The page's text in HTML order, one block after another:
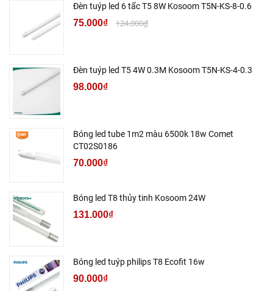
Đèn tuýp led 6 tấc T5 8W Kosoom T5N-KS-8-0.6
75.000₫ 124.000₫
Đèn tuýp led T5 4W 0.3M Kosoom T5N-KS-4-0.3
98.000₫
Bóng led tube 1m2 màu 6500k 18w Comet
CT02S0186
70.000₫
Bóng led T8 thủy tinh Kosoom 24W
131.000₫
Bóng led tuýp philips T8 Ecofit 16w
90.000₫